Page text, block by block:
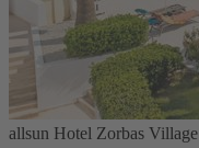
allsun Hotel Zorbas Village